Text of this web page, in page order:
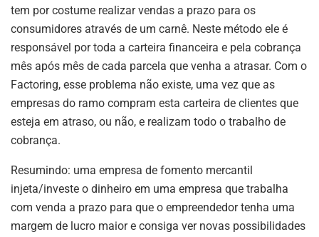
tem por costume realizar vendas a prazo para os
consumidores através de um carnê. Neste método ele é
responsável por toda a carteira financeira e pela cobrança
mês após mês de cada parcela que venha a atrasar. Com o
Factoring, esse problema não existe, uma vez que as
empresas do ramo compram esta carteira de clientes que
esteja em atraso, ou não, e realizam todo o trabalho de
cobrança.
Resumindo: uma empresa de fomento mercantil
injeta/investe o dinheiro em uma empresa que trabalha
com venda a prazo para que o empreendedor tenha uma
margem de lucro maior e consiga ver novas possibilidades